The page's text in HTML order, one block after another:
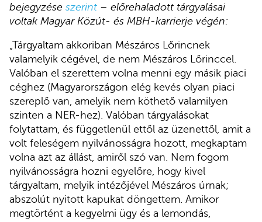
bejegyzése szerint – előrehaladott tárgyalásai
voltak Magyar Közút- és MBH-karrierje végén:
„Tárgyaltam akkoriban Mészáros Lőrincnek
valamelyik cégével, de nem Mészáros Lőrinccel.
Valóban el szerettem volna menni egy másik piaci
céghez (Magyarországon elég kevés olyan piaci
szereplő van, amelyik nem köthető valamilyen
szinten a NER-hez). Valóban tárgyalásokat
folytattam, és függetlenül ettől az üzenettől, amit a
volt feleségem nyilvánosságra hozott, megkaptam
volna azt az állást, amiről szó van. Nem fogom
nyilvánosságra hozni egyelőre, hogy kivel
tárgyaltam, melyik intézőjével Mészáros úrnak;
abszolút nyitott kapukat döngettem. Amikor
megtörtént a kegyelmi ügy és a lemondás,